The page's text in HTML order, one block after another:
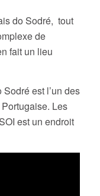
do Sodré, tout
de
fait un lieu
est l’un des
Les
est un endroit